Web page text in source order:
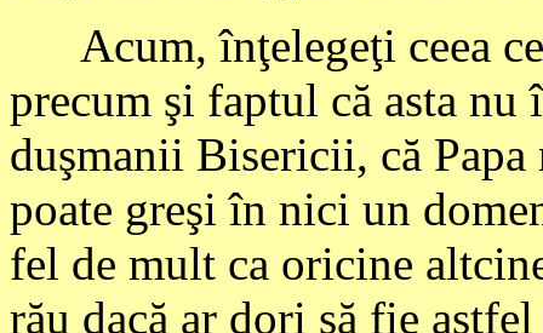
Acum, înţelegeţi ceea
precum şi faptul că asta nu
duşmanii Bisericii, că Papa
poate greşi în nici un
fel de mult ca oricine
rău dacă ar dori să fie